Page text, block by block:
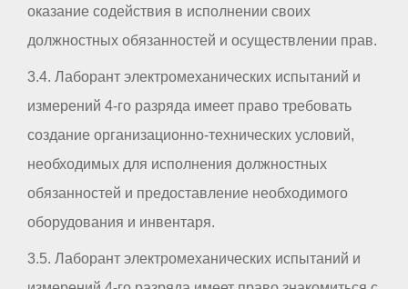
оказание содействия в исполнении своих
должностных обязанностей и осуществлении прав.
3.4. Лаборант электромеханических испытаний и
измерений 4-го разряда имеет право требовать
создание организационно-технических условий,
необходимых для исполнения должностных
обязанностей и предоставление необходимого
оборудования и инвентаря.
3.5. Лаборант электромеханических испытаний и